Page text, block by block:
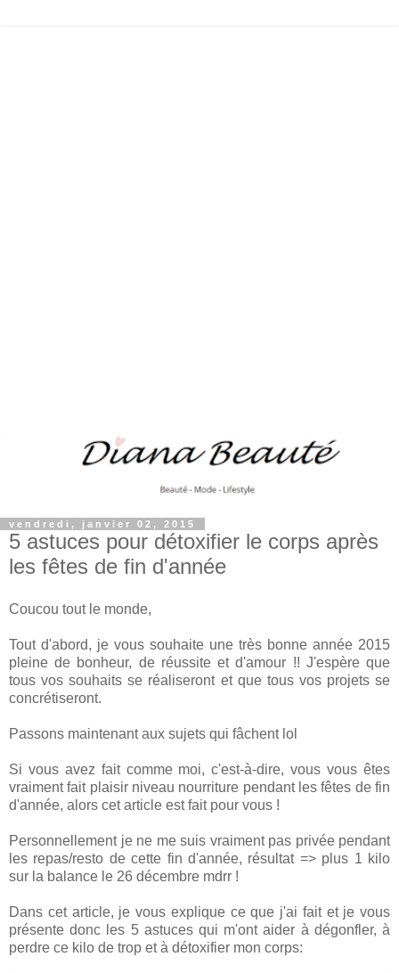
vendredi, janvier 02, 2015
5 astuces pour détoxifier le corps après
les fêtes de fin d'année
Coucou tout le monde,
Tout d'abord, je vous souhaite une très bonne année 2015
pleine de bonheur, de réussite et d'amour !! J'espère que
tous vos souhaits se réaliseront et que tous vos projets se
concrétiseront.
Passons maintenant aux sujets qui fâchent lol
Si vous avez fait comme moi, c'est-à-dire, vous vous êtes
vraiment fait plaisir niveau nourriture pendant les fêtes de fin
d'année, alors cet article est fait pour vous !
Personnellement je ne me suis vraiment pas privée pendant
les repas/resto de cette fin d'année, résultat => plus 1 kilo
sur la balance le 26 décembre mdrr !
Dans cet article, je vous explique ce que j'ai fait et je vous
présente donc les 5 astuces qui m'ont aider à dégonfler, à
perdre ce kilo de trop et à détoxifier mon corps: